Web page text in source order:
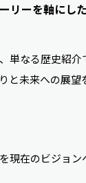
ーリーを軸にし
単なる歴史紹
と未来への展望
現在のビジョ